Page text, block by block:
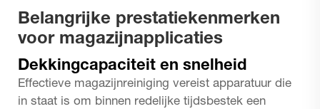
Belangrijke prestatiekenmerken
voor magazijnapplicaties
Dekkingcapaciteit en snelheid
Effectieve magazijnreiniging vereist apparatuur die
in staat is om binnen redelijke tijdsbestek een